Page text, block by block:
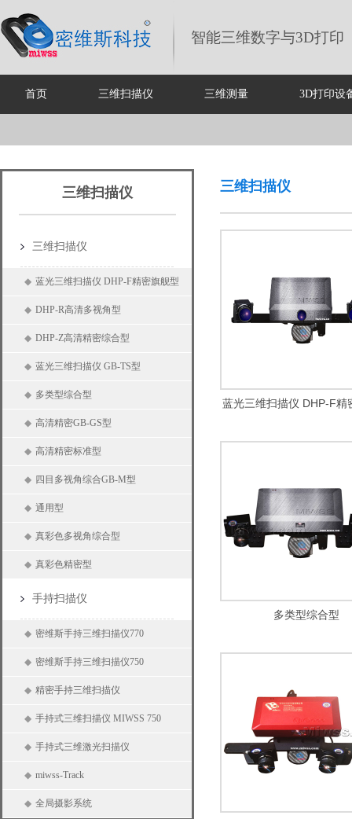
智能三维数字与3D打印
首页 三维扫描仪 三维测量 3D打印设
三维扫描仪
三维扫描仪
◆ 蓝光三维扫描仪 DHP-F精密旗舰型
◆ DHP-R高清多视角型
◆ DHP-Z高清精密综合型
◆ 蓝光三维扫描仪 GB-TS型
◆ 多类型综合型
◆ 高清精密GB-GS型
◆ 高清精密标准型
◆ 四目多视角综合GB-M型
◆ 通用型
◆ 真彩色多视角综合型
◆ 真彩色精密型
手持扫描仪
◆ 密维斯手持三维扫描仪770
◆ 密维斯手持三维扫描仪750
◆ 精密手持三维扫描仪
◆ 手持式三维扫描仪 MIWSS 750
◆ 手持式三维激光扫描仪
◆ miwss-Track
◆ 全局摄影系统
三维扫描仪
蓝光三维扫描仪 DHP-F精
多类型综合型